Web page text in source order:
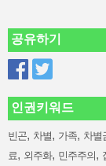
공유하기
인권키워드
빈곤, 차별, 가족, 차별
료, 외주화, 민주주의,